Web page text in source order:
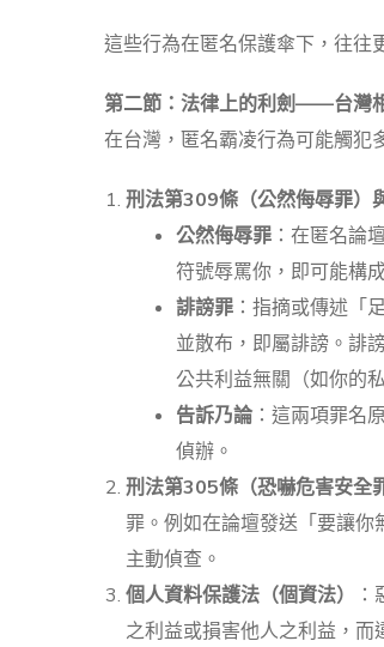
這些行為在匿名保護傘下，往往
第二節：法律上的利劍——台灣
在台灣，匿名霸凌行為可能觸犯
刑法第309條（公然侮辱罪）
公然侮辱罪 ：在匿名論
符號辱罵你，即可能構
誹謗罪 ：指摘或傳述「
並散布，即屬誹謗。誹
公共利益無關（如你的
告訴乃論 ：這兩項罪名
偵辦。
刑法第305條（恐嚇危害安全
罪。例如在論壇發送「要讓
主動偵查。
個人資料保護法（個資法）
之利益或損害他人之利益，